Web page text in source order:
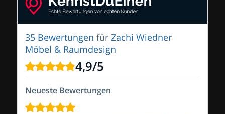
35 Bewertungen für Zachi Wiedner
Möbel & Raumdesign
4,9/5
Neueste Bewertungen